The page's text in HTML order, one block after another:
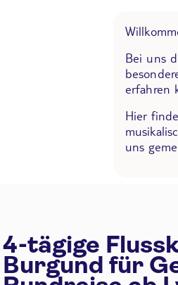
Bei uns
erfahren
Hier
uns
4-tägige
Burgund für